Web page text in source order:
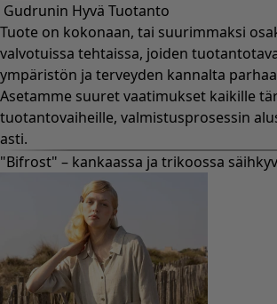
Gudrunin Hyvä Tuotanto
Tuote on kokonaan, tai suurimmaksi
valvotuissa tehtaissa, joiden
ympäristön ja terveyden kannalta
Asetamme suuret vaatimukset kaikille
tuotantovaiheille, valmistusprosessin
asti.
"Bifrost" – kankaassa ja trikoossa